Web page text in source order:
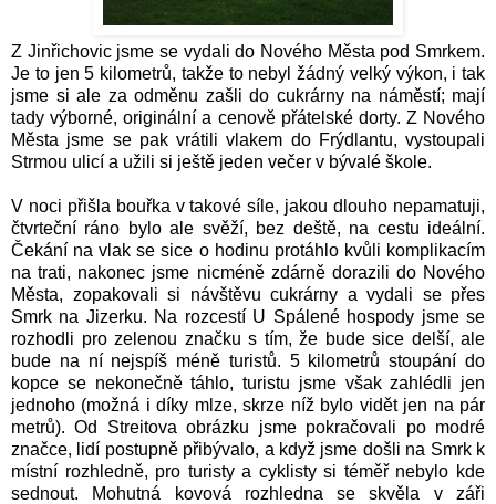
Z Jinřichovic jsme se vydali do Nového Města pod Smrkem.
Je to jen 5 kilometrů, takže to nebyl žádný velký výkon, i tak
jsme si ale za odměnu zašli do cukrárny na náměstí; mají
tady výborné, originální a cenově přátelské dorty. Z Nového
Města jsme se pak vrátili vlakem do Frýdlantu, vystoupali
Strmou ulicí a užili si ještě jeden večer v bývalé škole.
V noci přišla bouřka v takové síle, jakou dlouho nepamatuji,
čtvrteční ráno bylo ale svěží, bez deště, na cestu ideální.
Čekání na vlak se sice o hodinu protáhlo kvůli komplikacím
na trati, nakonec jsme nicméně zdárně dorazili do Nového
Města, zopakovali si návštěvu cukrárny a vydali se přes
Smrk na Jizerku. Na rozcestí U Spálené hospody jsme se
rozhodli pro zelenou značku s tím, že bude sice delší, ale
bude na ní nejspíš méně turistů. 5 kilometrů stoupání do
kopce se nekonečně táhlo, turistu jsme však zahlédli jen
jednoho (možná i díky mlze, skrze níž bylo vidět jen na pár
metrů). Od Streitova obrázku jsme pokračovali po modré
značce, lidí postupně přibývalo, a když jsme došli na Smrk k
místní rozhledně, pro turisty a cyklisty si téměř nebylo kde
sednout. Mohutná kovová rozhledna se skvěla v záři